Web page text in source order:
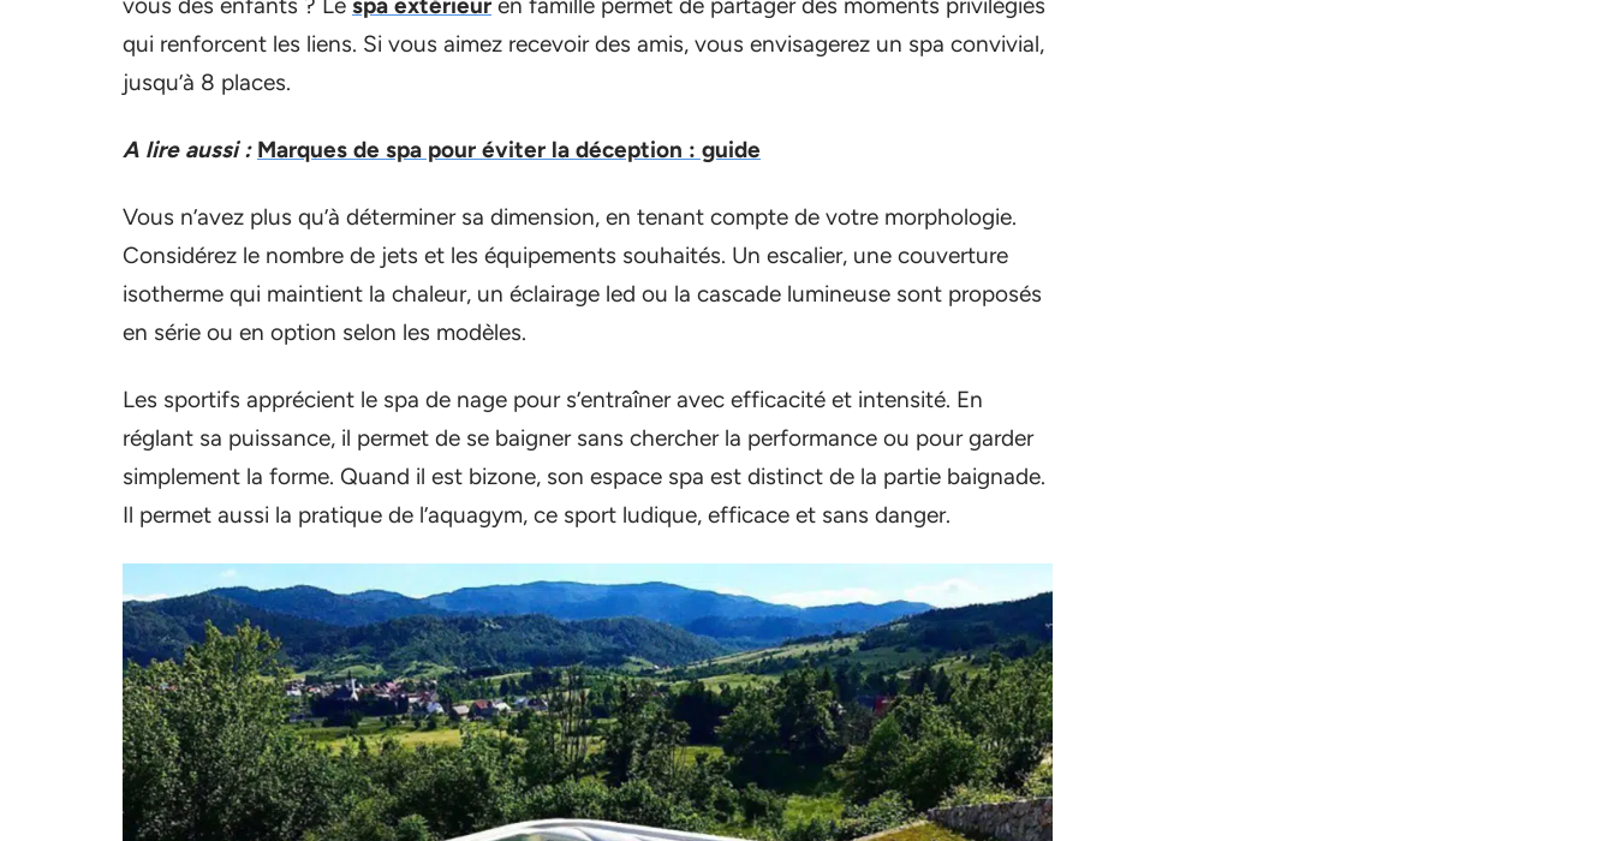
qui renforcent les liens. Si vous aimez recevoir des amis, vous envisagerez un spa convivial,
jusqu’à 8 places.
A lire aussi : Marques de spa pour éviter la déception : guide
Vous n’avez plus qu’à déterminer sa dimension, en tenant compte de votre morphologie.
Considérez le nombre de jets et les équipements souhaités. Un escalier, une couverture
isotherme qui maintient la chaleur, un éclairage led ou la cascade lumineuse sont proposés
en série ou en option selon les modèles.
Les sportifs apprécient le spa de nage pour s’entraîner avec efficacité et intensité. En
réglant sa puissance, il permet de se baigner sans chercher la performance ou pour garder
simplement la forme. Quand il est bizone, son espace spa est distinct de la partie baignade.
Il permet aussi la pratique de l’aquagym, ce sport ludique, efficace et sans danger.